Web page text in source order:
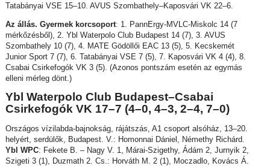
Tatabányai VSE 15–10. AVUS Szombathely–Kaposvári VK 22–6.
Az állás. Gyermek korcsoport: 1. PannErgy-MVLC-Miskolc 14 (7
mérkőzésből), 2. Ybl Waterpolo Club Budapest 14 (7), 3. AVUS
Szombathely 10 (7), 4. MATE Gödöllői EAC 13 (5), 5. Kecskemét
Junior Sport 7 (7), 6. Tatabányai VSE 7 (5), 7. Kaposvári VK 4 (4), 8.
Csabai Csirkefogók VK 3 (5). (Azonos pontszám esetén az egymás
elleni mérleg dönt.)
Ybl Waterpolo Club Budapest–Csabai
Csirkefogók VK 17–7 (4–0, 4–3, 2–4, 7–0)
Országos vízilabda-bajnokság, rájátszás, A1 csoport alsóház, 13–20.
helyért, serdülők, Budapest. V.: Homonnai Dániel, Némethy Richárd.
Ybl WPC: Fekete B. – Nagy V. 1, Márai-Szigethy, Ádám 2, Jurnyik 2,
Szigeti 3 (1), Duzmath 2. Cs.: Horváth M. 2 (1), Moczadlo, Kovács Á.